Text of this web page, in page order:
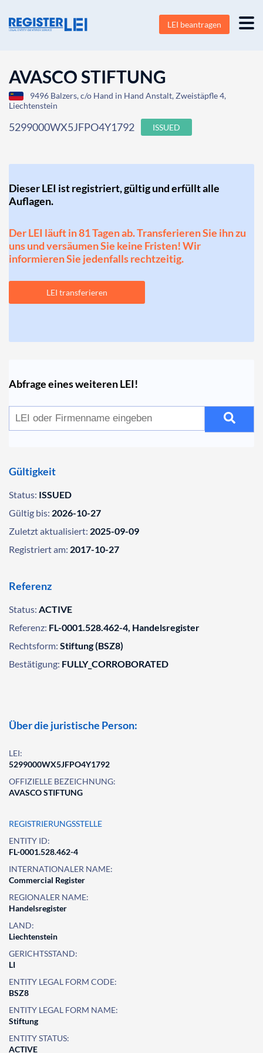
LEI beantragen
AVASCO STIFTUNG
9496 Balzers, c/o Hand in Hand Anstalt, Zweistäpfle 4,
Liechtenstein
5299000WX5JFPO4Y1792 ISSUED
Dieser LEI ist registriert, gültig und erfüllt alle
Auflagen.
Der LEI läuft in 81 Tagen ab. Transferieren Sie ihn zu
uns und versäumen Sie keine Fristen! Wir
informieren Sie jedenfalls rechtzeitig.
LEI transferieren
Abfrage eines weiteren LEI!
Gültigkeit
Status: ISSUED
Gültig bis: 2026-10-27
Zuletzt aktualisiert: 2025-09-09
Registriert am: 2017-10-27
Referenz
Status: ACTIVE
Referenz: FL-0001.528.462-4, Handelsregister
Rechtsform: Stiftung (BSZ8)
Bestätigung: FULLY_CORROBORATED
Über die juristische Person:
LEI:
5299000WX5JFPO4Y1792
OFFIZIELLE BEZEICHNUNG:
AVASCO STIFTUNG
REGISTRIERUNGSSTELLE
ENTITY ID:
FL-0001.528.462-4
INTERNATIONALER NAME:
Commercial Register
REGIONALER NAME:
Handelsregister
LAND:
Liechtenstein
GERICHTSSTAND:
LI
ENTITY LEGAL FORM CODE:
BSZ8
ENTITY LEGAL FORM NAME:
Stiftung
ENTITY STATUS:
ACTIVE